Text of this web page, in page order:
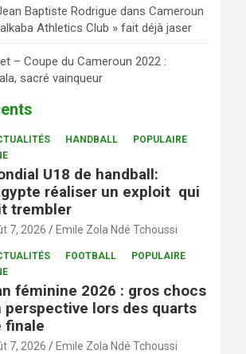
Baptiste Rodrigue dansCameroun
Athletics Club » fait déjà jaser
– Coupe du Cameroun 2022 :
sacré vainqueur
HANDBALL
POPULAIRE
U18 de handball:
réaliser un exploit qui
trembler
7, 2026 Emile Zola Ndé Tchoussi
FOOTBALL
POPULAIRE
féminine 2026 : gros chocs
perspective lors des quarts
finale
7, 2026 Emile Zola Ndé Tchoussi